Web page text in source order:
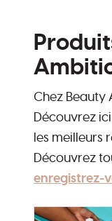
Chez Beauty
Découvrez
les meilleurs
Découvrez
enregistrez-
Sous-